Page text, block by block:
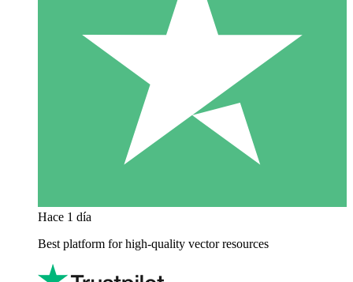
Hace 1 día
Best platform for high-quality vector resources